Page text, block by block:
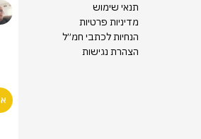
תנאי שימוש
מדיניות פרטיות
הנחיות לכתבי חמ״ל
הצהרת נגישות